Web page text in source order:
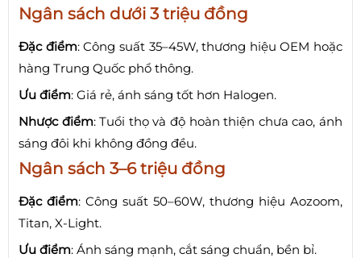
Ngân sách dưới 3 triệu đồng
Đặc điểm: Công suất 35–45W, thương hiệu OEM hoặc
hàng Trung Quốc phổ thông.
Ưu điểm: Giá rẻ, ánh sáng tốt hơn Halogen.
Nhược điểm: Tuổi thọ và độ hoàn thiện chưa cao, ánh
sáng đôi khi không đồng đều.
Ngân sách 3–6 triệu đồng
Đặc điểm: Công suất 50–60W, thương hiệu Aozoom,
Titan, X-Light.
Ưu điểm: Ánh sáng mạnh, cắt sáng chuẩn, bền bỉ.